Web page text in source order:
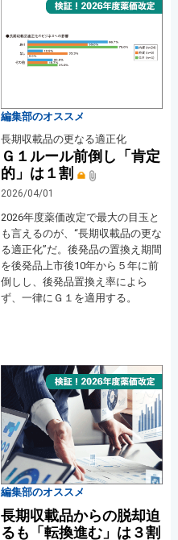
編集部のオススメ
長期収載品の更なる適正化
Ｇ１ルール前倒し「肯定
的」は１割
2026/04/01
2026年度薬価改定で最大の目玉と
も言えるのが、“長期収載品の更な
る適正化”だ。後発品の置換え期間
を後発品上市後10年から５年に前
倒しし、後発品置換え率によら
ず、一律にＧ１を適用する。
編集部のオススメ
長期収載品からの脱却迫
るも「転換進む」は３割